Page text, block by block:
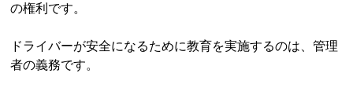
の権利です。
ドライバーが安全になるために教育を実施するのは、管理
者の義務です。